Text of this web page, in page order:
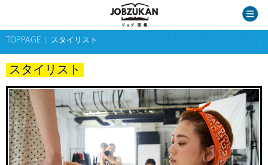
TOPPAGE スタイリスト
スタイリスト